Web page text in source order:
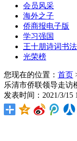
会员风采
海外之子
侨商报电子版
学习强国
王十朋诗词书
光荣榜
您现在的位置： 首页
乐清市侨联领导走访
发表时间：2021/3/